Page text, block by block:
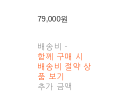
79,000원
배송비 -
함께 구매 시
배송비 절약 상
품 보기
추가 금액